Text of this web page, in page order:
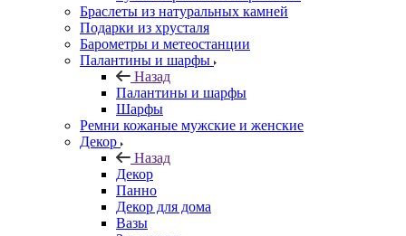
Браслеты из натуральных камней
Подарки из хрусталя
Барометры и метеостанции
Палантины и шарфы
Назад
Палантины и шарфы
Шарфы
Ремни кожаные мужские и женские
Декор
Назад
Декор
Панно
Декор для дома
Вазы